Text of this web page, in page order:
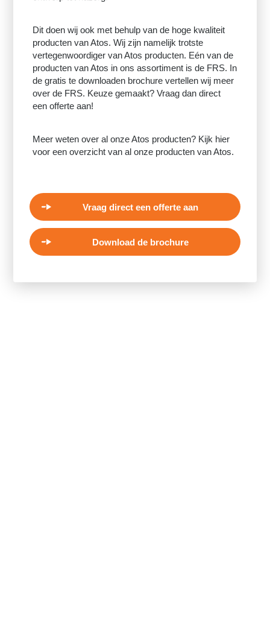
Dit doen wij ook met behulp van de hoge kwaliteit
producten van Atos. Wij zijn namelijk trotste
vertegenwoordiger van Atos producten. Eén van de
producten van Atos in ons assortiment is de FRS. In
de gratis te downloaden brochure vertellen wij meer
over de FRS. Keuze gemaakt? Vraag dan direct
een offerte aan!
Meer weten over al onze Atos producten? Kijk hier
voor een overzicht van al onze producten van Atos.
Vraag direct een offerte aan
Download de brochure